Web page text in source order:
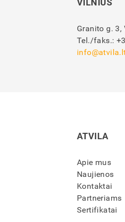
VILNIUS
Granito g. 3,
Tel./faks.:
ATVILA
Apie mus
Naujienos
Kontaktai
Partneriams
Sertifikatai